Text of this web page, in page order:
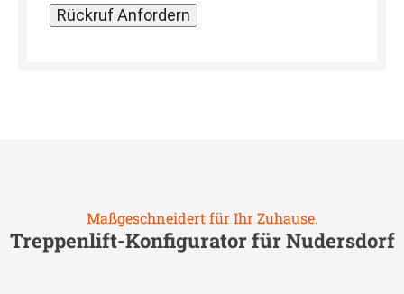
Maßgeschneidert für Ihr Zuhause.
Treppenlift-Konfigurator fürNudersdorf